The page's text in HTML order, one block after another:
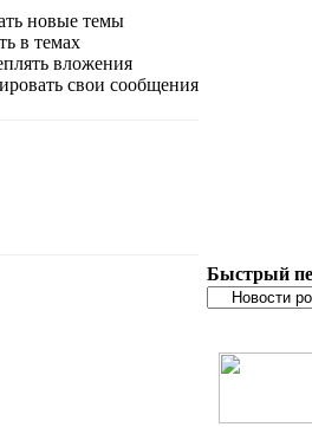
новые темы
в темах
вложения
свои сообщения
Быстрый